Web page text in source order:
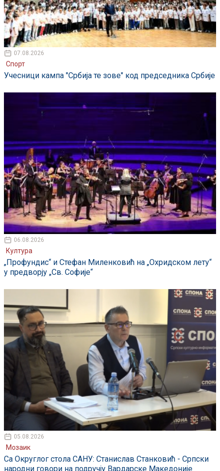
07.08.2026
Спорт
Учесници кампа "Србија те зове" код председника Србије
06.08.2026
Култура
„Профундис“ и Стефан Миленковић на „Охридском лету“
у предворју „Св. Софије“
05.08.2026
Мозаик
Са Округлог стола САНУ: Станислав Станковић - Српски
народни говори на подручју Вардарске Македоније